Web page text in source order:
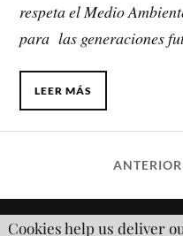
respeta el Medio
para las generaciones
LEER MÁS
ANTERIOR
Cookies help us deliver